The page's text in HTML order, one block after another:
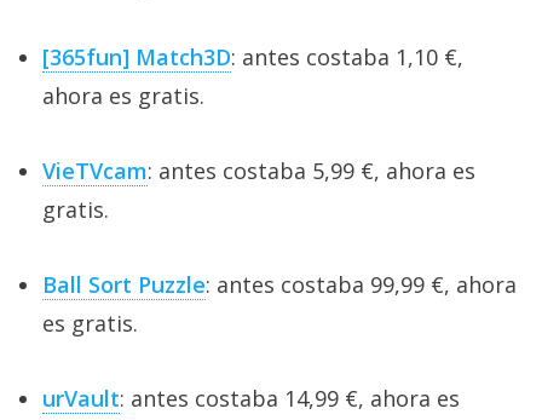
[365fun] Match3D: antes costaba 1,10 €,
ahora es gratis.
VieTVcam: antes costaba 5,99 €, ahora es
gratis.
Ball Sort Puzzle: antes costaba 99,99 €, ahora
es gratis.
urVault: antes costaba 14,99 €, ahora es